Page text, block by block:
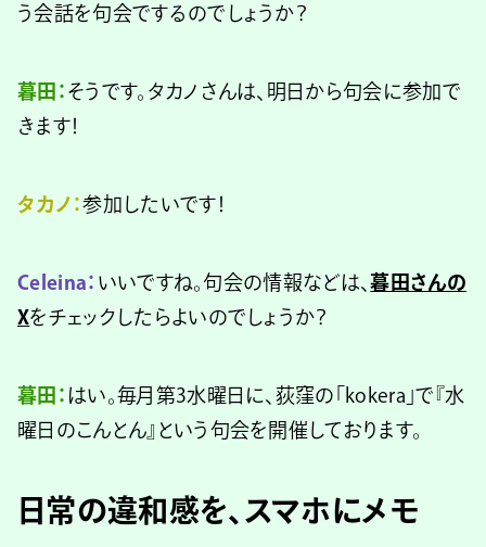
う会話を句会でするのでしょうか？
暮田： そうです。タカノさんは、明日から句会に参加で
きます！
タカノ：参加したいです！
Celeina： いいですね。句会の情報などは、暮田さんの
Xをチェックしたらよいのでしょうか？
暮田： はい。毎月第3水曜日に、荻窪の「kokera」で『水
曜日のこんとん』という句会を開催しております。
日常の違和感を、スマホにメモ